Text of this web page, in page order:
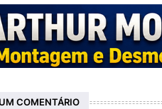
COMENTÁRIO